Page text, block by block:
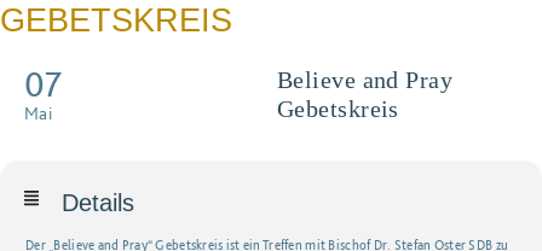
GEBETSKREIS
07
Mai
Believe and Pray
Gebetskreis
Details
Der „Believe and Pray“ Gebetskreis ist ein Treffen mit Bischof Dr. Stefan Oster SDB zu